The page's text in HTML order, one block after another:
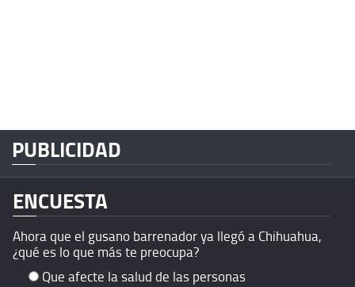
PUBLICIDAD
ENCUESTA
Ahora que el gusano barrenador ya llegó a Chihuahua,
¿qué es lo que más te preocupa?
Que afecte la salud de las personas